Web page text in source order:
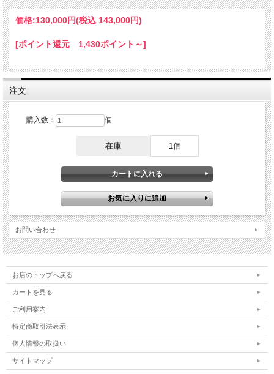
価格:130,000円(税込 143,000円)
[ポイント還元 1,430ポイント～]
注文
購入数： 個
在庫 1個
お問い合わせ
お店のトップへ戻る
カートを見る
ご利用案内
特定商取引法表示
個人情報の取扱い
サイトマップ